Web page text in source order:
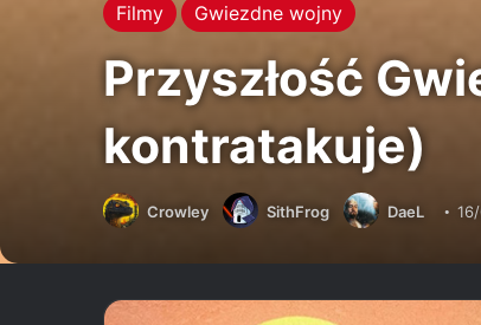
Filmy Gwiezdne wojny
Przyszłość
kontratakuje)
Crowley SithFrog DaeL